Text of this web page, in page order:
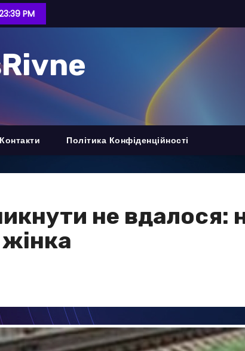
PM
Контакти Політика Конфіденційності
не вдалося: